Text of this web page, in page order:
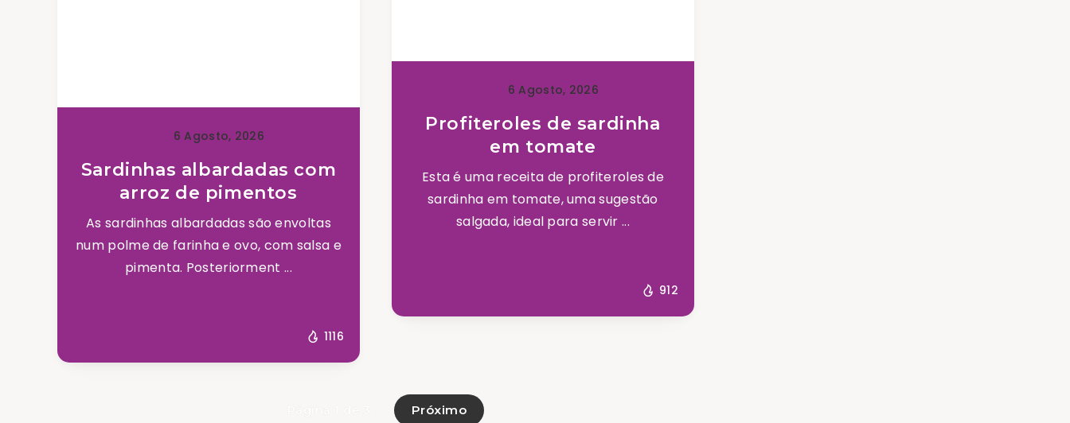
6 Agosto, 2026
Sardinhas albardadas com
arroz de pimentos
As sardinhas albardadas são envoltas
num polme de farinha e ovo, com salsa e
pimenta. Posteriorment ...
1116
6 Agosto, 2026
Profiteroles de sardinha
em tomate
Esta é uma receita de profiteroles de
sardinha em tomate, uma sugestão
salgada, ideal para servir ...
912
Próximo